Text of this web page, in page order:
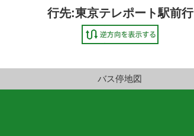
行先:東京テレポート駅前行
バス停地図